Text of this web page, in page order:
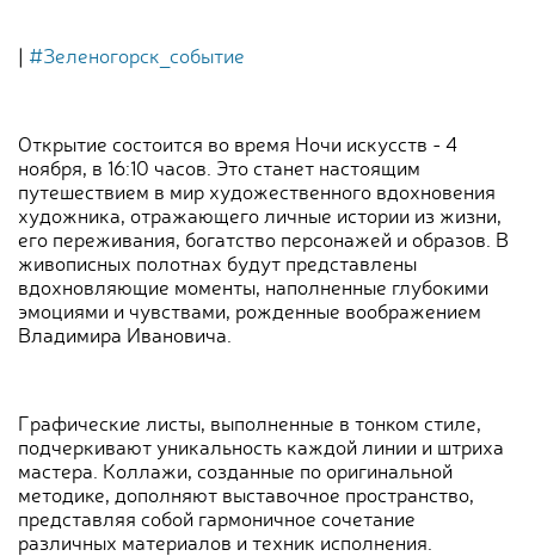
| #Зеленогорск_событие
Открытие состоится во время Ночи искусств - 4
ноября, в 16:10 часов. Это станет настоящим
путешествием в мир художественного вдохновения
художника, отражающего личные истории из жизни,
его переживания, богатство персонажей и образов. В
живописных полотнах будут представлены
вдохновляющие моменты, наполненные глубокими
эмоциями и чувствами, рожденные воображением
Владимира Ивановича.
Графические листы, выполненные в тонком стиле,
подчеркивают уникальность каждой линии и штриха
мастера. Коллажи, созданные по оригинальной
методике, дополняют выставочное пространство,
представляя собой гармоничное сочетание
различных материалов и техник исполнения.